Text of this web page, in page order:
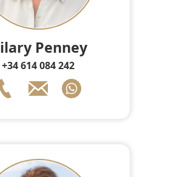
Hilary Penney
+34 614 084 242